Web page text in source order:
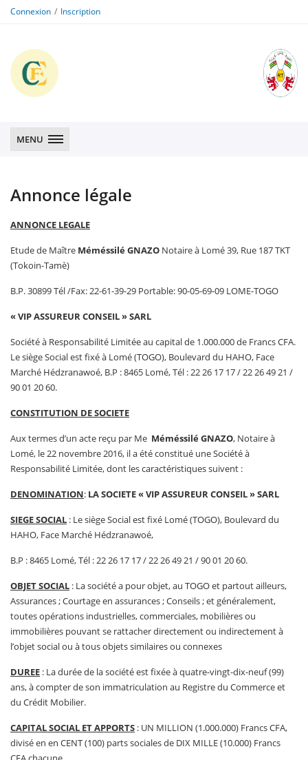
Connexion Inscription
MENU
Annonce légale
ANNONCE LEGALE
Etude de Maître Méméssilé GNAZO Notaire à Lomé 39, Rue 187 TKT
(Tokoin-Tamè)
B.P. 30899 Tél /Fax: 22-61-39-29 Portable: 90-05-69-09 LOME-TOGO
« VIP ASSUREUR CONSEIL » SARL
Société à Responsabilité Limitée au capital de 1.000.000 de Francs CFA.
Le siège Social est fixé à Lomé (TOGO), Boulevard du HAHO, Face
Marché Hédzranawoé, B.P : 8465 Lomé, Tél : 22 26 17 17 / 22 26 49 21 /
90 01 20 60.
CONSTITUTION DE SOCIETE
Aux termes d’un acte reçu par Me Méméssilé GNAZO, Notaire à
Lomé, le 22 novembre 2016, il a été constitué une Société à
Responsabilité Limitée, dont les caractéristiques suivent :
DENOMINATION: LA SOCIETE « VIP ASSUREUR CONSEIL » SARL
SIEGE SOCIAL : Le siège Social est fixé Lomé (TOGO), Boulevard du
HAHO, Face Marché Hédzranawoé,
B.P : 8465 Lomé, Tél : 22 26 17 17 / 22 26 49 21 / 90 01 20 60.
OBJET SOCIAL : La société a pour objet, au TOGO et partout ailleurs,
Assurances ; Courtage en assurances ; Conseils ; et généralement,
toutes opérations industrielles, commerciales, mobilières ou
immobilières pouvant se rattacher directement ou indirectement à
l’objet social ou à tous objets similaires ou connexes
DUREE : La durée de la société est fixée à quatre-vingt-dix-neuf (99)
ans, à compter de son immatriculation au Registre du Commerce et
du Crédit Mobilier.
CAPITAL SOCIAL ET APPORTS : UN MILLION (1.000.000) Francs CFA,
divisé en en CENT (100) parts sociales de DIX MILLE (10.000) Francs